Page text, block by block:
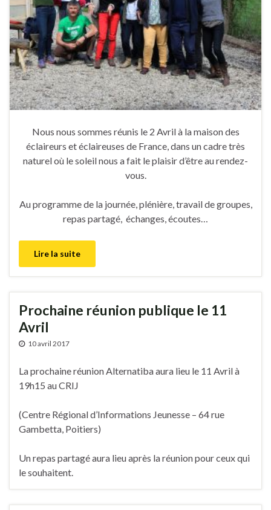
Nous nous sommes réunis le 2 Avril à la maison des
éclaireurs et éclaireuses de France, dans un cadre très
naturel où le soleil nous a fait le plaisir d’être au rendez-
vous.
Au programme de la journée, plénière, travail de groupes,
repas partagé, échanges, écoutes…
Lire la suite
Prochaine réunion publique le 11
Avril
10 avril 2017
La prochaine réunion Alternatiba aura lieu le 11 Avril à
19h15 au CRIJ
(Centre Régional d’Informations Jeunesse – 64 rue
Gambetta, Poitiers)
Un repas partagé aura lieu après la réunion pour ceux qui
le souhaitent.